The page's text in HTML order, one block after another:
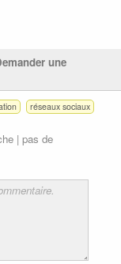
une
réseaux sociaux
| pas de